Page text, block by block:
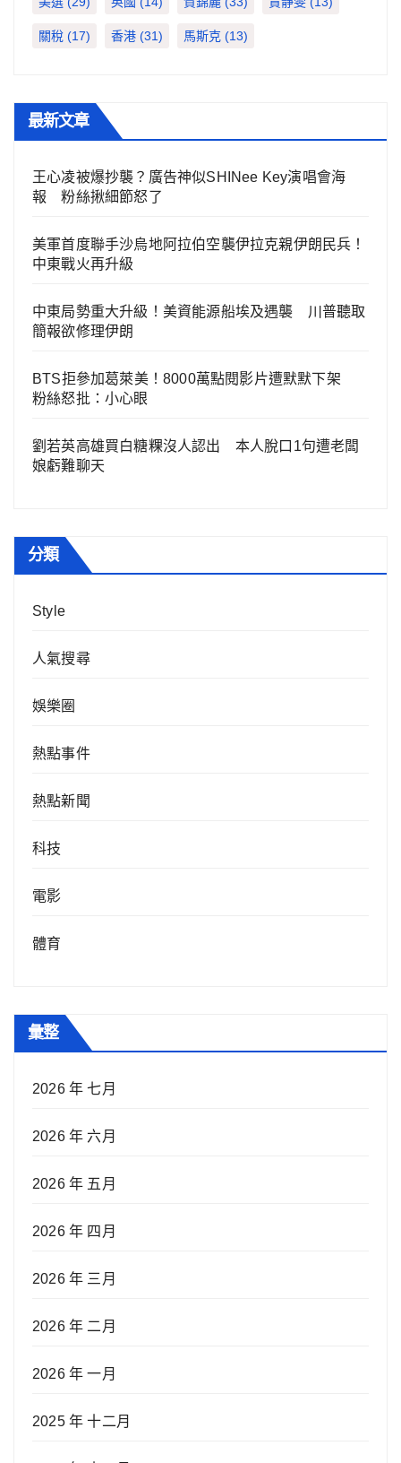
關稅 (17) 香港 (31) 馬斯克 (13)
最新文章
王心凌被爆抄襲？廣告神似SHINee Key演唱會海
報 粉絲揪細節怒了
美軍首度聯手沙烏地阿拉伯空襲伊拉克親伊朗民兵！
中東戰火再升級
中東局勢重大升級！美資能源船埃及遇襲 川普聽取
簡報欲修理伊朗
BTS拒參加葛萊美！8000萬點閱影片遭默默下架
粉絲怒批：小心眼
劉若英高雄買白糖粿沒人認出 本人脫口1句遭老闆
娘虧難聊天
分類
Style
人氣搜尋
娛樂圈
熱點事件
熱點新聞
科技
電影
體育
彙整
2026 年 七月
2026 年 六月
2026 年 五月
2026 年 四月
2026 年 三月
2026 年 二月
2026 年 一月
2025 年 十二月